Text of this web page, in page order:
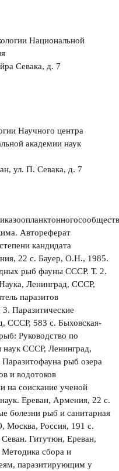
Национальной
Севака, д. 7
Научного центра
академии наук
ул. П. Севака, д. 7
Автореферат
кандидата
22 с. Бауер, О.Н., 1985.
рыб фауны СССР. Т. 2.
Ленинград, СССР,
паразитов
Паразитические
СССР, 583 с. Быховская-
Руководство по
наук СССР, Ленинград,
рыб озера
и водотоков
на соискание ученой
Ереван, Армения, 22 c.
болезни рыб и санитарная
Россия, 191 с.
Гитутюн, Ереван,
сбора и
паразитирующим у